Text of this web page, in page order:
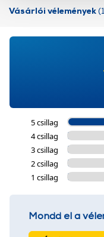
szolgáltatásaink
További információk:
Vásárlói vélemények
5 csillag
4 csillag
3 csillag
2 csillag
1 csillag
Mondd el a